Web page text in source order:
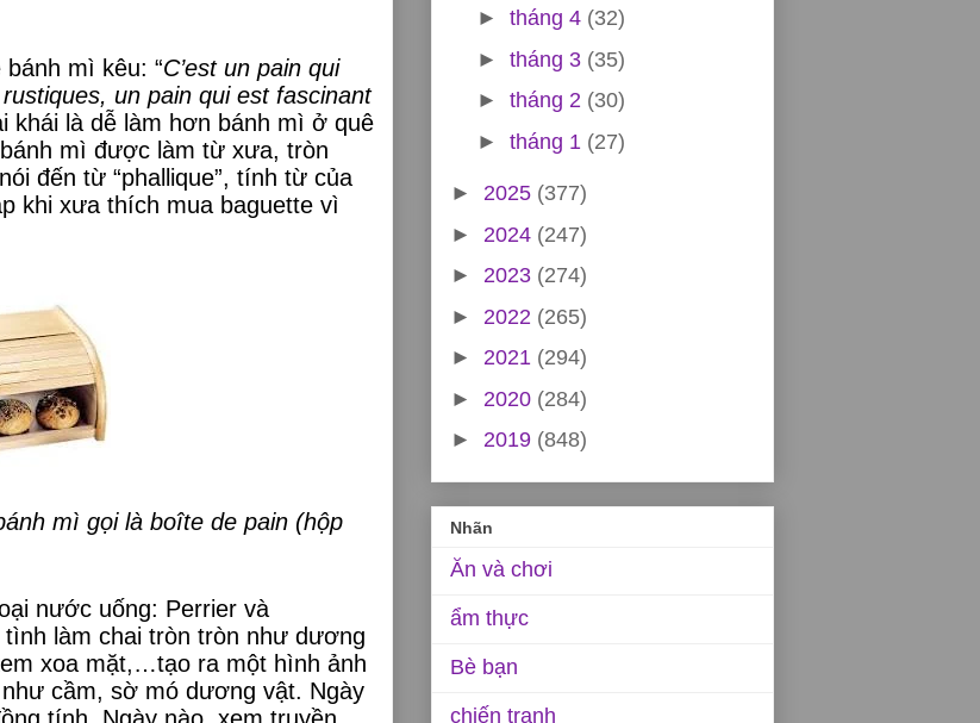
mì kêu: “C’est un pain qui
un pain qui est fascinant
khái là dễ làm hơn bánh mì ở quê
mì được làm từ xưa, tròn
đến từ “phallique”, tính từ của
khi xưa thích mua baguette vì
mì gọi là boîte de pain (hộp
nước uống: Perrier và
làm chai tròn tròn như dương
xoa mặt,…tạo ra một hình ảnh
cầm, sờ mó dương vật. Ngày
tính. Ngày nào, xem truyền
► tháng 4 (32)
► tháng 3 (35)
► tháng 2 (30)
► tháng 1 (27)
► 2025 (377)
► 2024 (247)
► 2023 (274)
► 2022 (265)
► 2021 (294)
► 2020 (284)
► 2019 (848)
Nhãn
Ăn và chơi
ẩm thực
Bè bạn
chiến tranh